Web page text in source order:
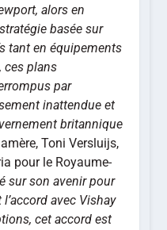
alors en
basée sur
tant en équipements
ces plans
par
inattendue et
britannique
Toni Versluijs,
pour le Royaume-
sur son avenir pour
avec Vishay
cet accord est